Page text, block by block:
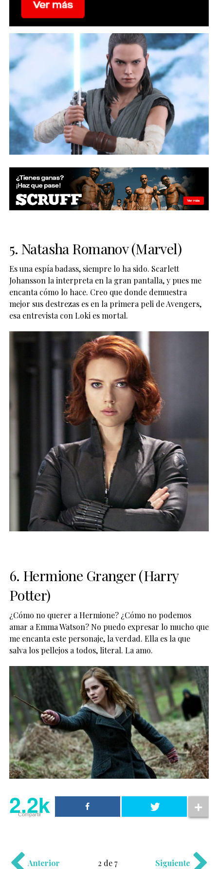
5. Natasha Romanov (Marvel)
Es una espía badass, siempre lo ha sido. Scarlett
Johansson la interpreta en la gran pantalla, y pues me
encanta cómo lo hace. Creo que donde demuestra
mejor sus destrezas es en la primera peli de Avengers,
esa entrevista con Loki es mortal.
6. Hermione Granger (Harry
Potter)
¿Cómo no querer a Hermione? ¿Cómo no podemos
amar a Emma Watson? No puedo expresar lo mucho que
me encanta este personaje, la verdad. Ella es la que
salva los pellejos a todos, literal. La amo.
2.2k
Compartir
Anterior 2 de 7 Siguiente